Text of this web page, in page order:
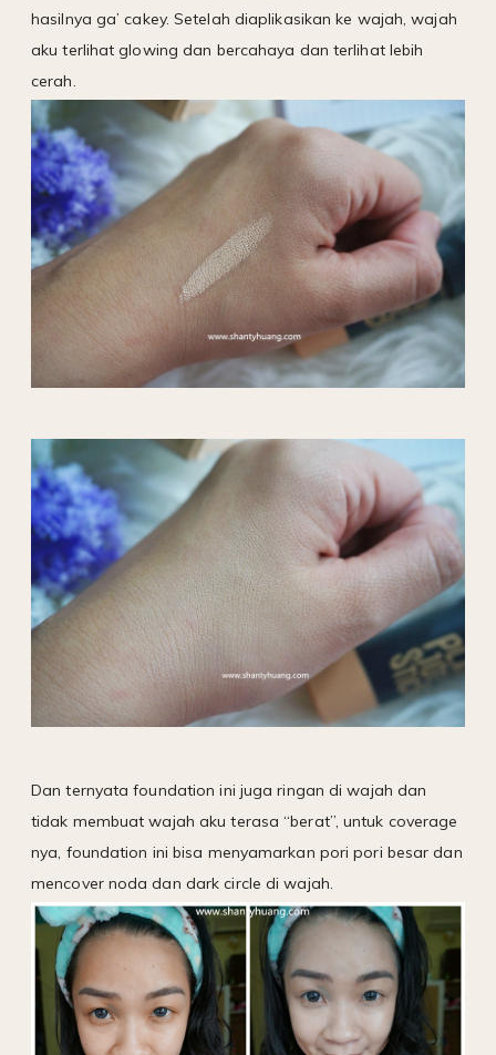
hasilnya ga’ cakey. Setelah diaplikasikan ke wajah, wajah
aku terlihat glowing dan bercahaya dan terlihat lebih
cerah.
Dan ternyata foundation ini juga ringan di wajah dan
tidak membuat wajah aku terasa “berat”, untuk coverage
nya, foundation ini bisa menyamarkan pori pori besar dan
mencover noda dan dark circle di wajah.